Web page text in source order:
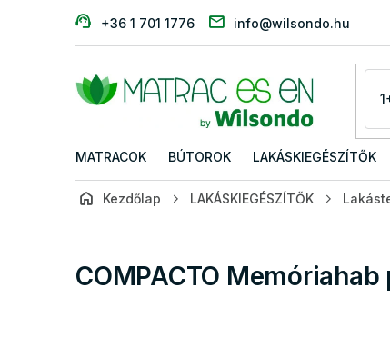
+36 1 701 1776 info@wilsondo.hu
MATRACOK BÚTOROK LAKÁSKIEGÉSZÍTŐK
Kezdőlap LAKÁSKIEGÉSZÍTŐK
COMPACTO